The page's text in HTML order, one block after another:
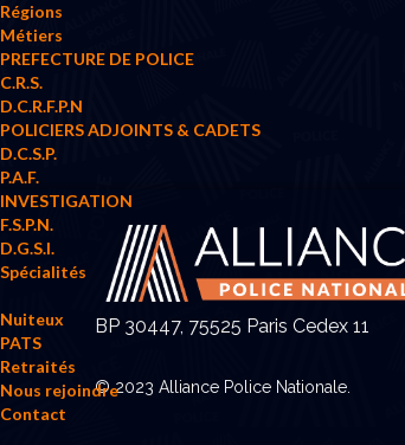
Régions
Métiers
PREFECTURE DE POLICE
C.R.S.
D.C.R.F.P.N
POLICIERS ADJOINTS & CADETS
D.C.S.P.
P.A.F.
INVESTIGATION
F.S.P.N.
D.G.S.I.
Spécialités
Nuiteux
PATS
Retraités
Nous rejoindre
Contact
BP 30447, 75525 Paris Cedex 11
© 2023 Alliance Police Nationale.